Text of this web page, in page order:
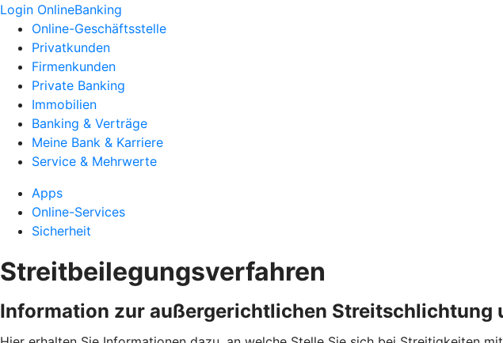
Login OnlineBanking
Online-Geschäftsstelle
Privatkunden
Firmenkunden
Private Banking
Immobilien
Banking & Verträge
Meine Bank & Karriere
Service & Mehrwerte
Apps
Online-Services
Sicherheit
Streitbeilegungsverfahren
Information zur außergerichtlichen Streitschlichtung